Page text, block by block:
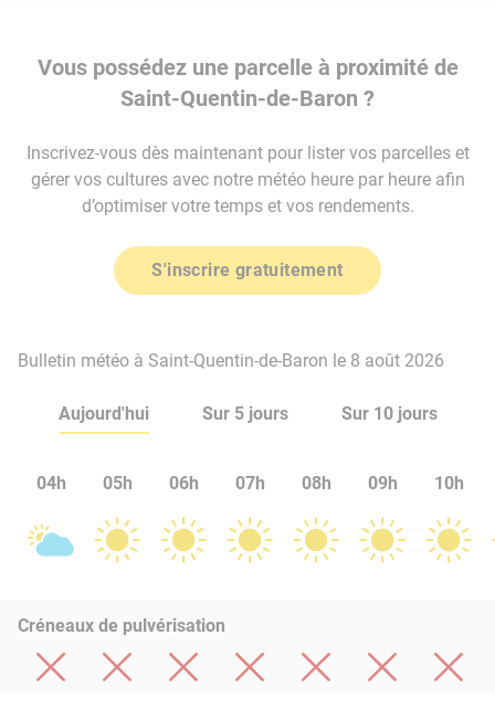
Vous possédez une parcelle à proximité de
Saint-Quentin-de-Baron ?
Inscrivez-vous dès maintenant pour lister vos parcelles et
gérer vos cultures avec notre météo heure par heure afin
d’optimiser votre temps et vos rendements.
S'inscrire gratuitement
Bulletin météo à Saint-Quentin-de-Baron le 8 août 2026
Aujourd'hui Sur 5 jours Sur 10 jours
04h 05h 06h 07h 08h 09h 10h
Créneaux de pulvérisation